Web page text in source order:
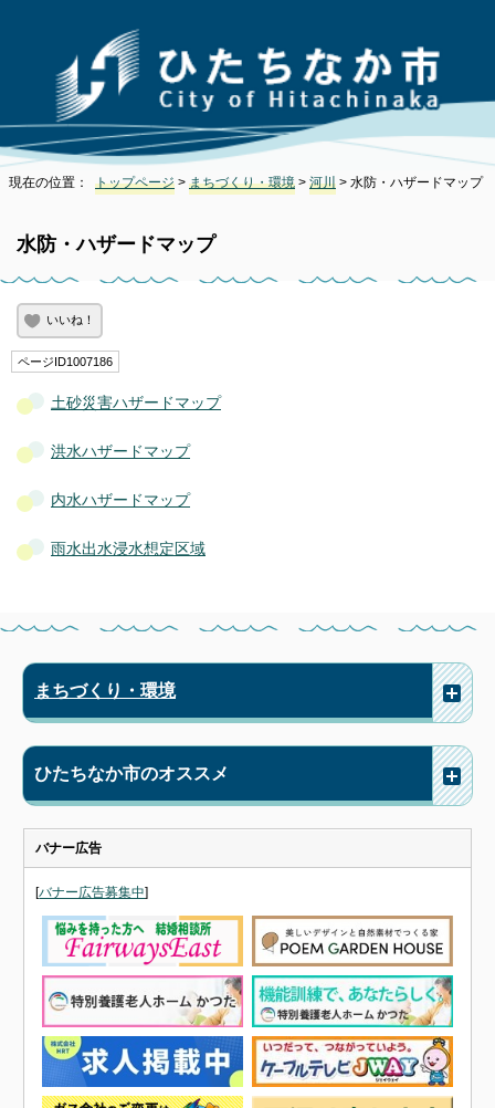
現在の位置： トップページ > まちづくり・環境 > 河川 > 水防・ハザードマップ
水防・ハザードマップ
いいね！
ページID1007186
土砂災害ハザードマップ
洪水ハザードマップ
内水ハザードマップ
雨水出水浸水想定区域
まちづくり・環境
ひたちなか市のオススメ
バナー広告
[バナー広告募集中]